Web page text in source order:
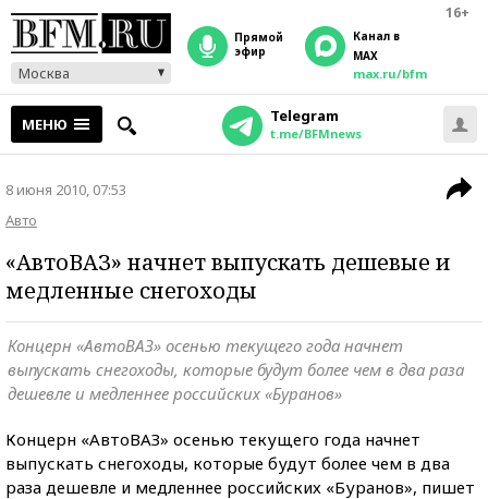
16+
Москва
прямой
эфир
Канал в
MAX
max.ru/bfm
МЕНЮ Telegram
t.me/BFMnews
8 июня 2010, 07:53
Авто
«АвтоВАЗ» начнет выпускать дешевые и
медленные снегоходы
Концерн «АвтоВАЗ» осенью текущего года начнет
выпускать снегоходы, которые будут более чем в два раза
дешевле и медленнее российских «Буранов»
Концерн «АвтоВАЗ» осенью текущего года начнет
выпускать снегоходы, которые будут более чем в два
раза дешевле и медленнее российских «Буранов», пишет